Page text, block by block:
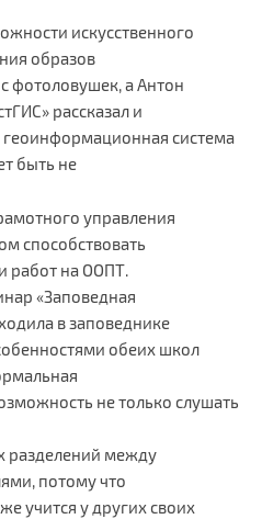
искусственного
образов
фотоловушек, а Антон
рассказал и
геоинформационная система
быть не
управления
способствовать
работ на ООПТ.
«Заповедная
в заповеднике
обеих школ
не только слушать
разделений между
потому что
учится у других своих